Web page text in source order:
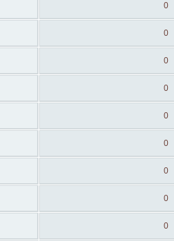
0
0
0
0
0
0
0
0
0